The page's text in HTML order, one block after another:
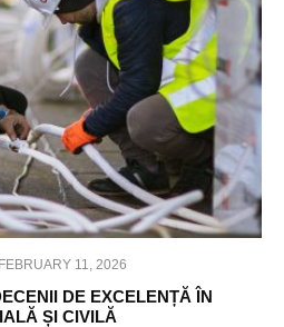
FEBRUARY 11, 2026
DE EXCELENȚĂ ÎN
ȘI CIVILĂ